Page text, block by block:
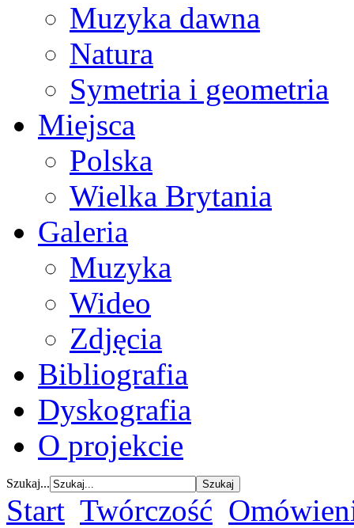
Muzyka dawna
Natura
Symetria i geometria
Miejsca
Polska
Wielka Brytania
Galeria
Muzyka
Wideo
Zdjęcia
Bibliografia
Dyskografia
O projekcie
Szukaj...
Start Twórczość